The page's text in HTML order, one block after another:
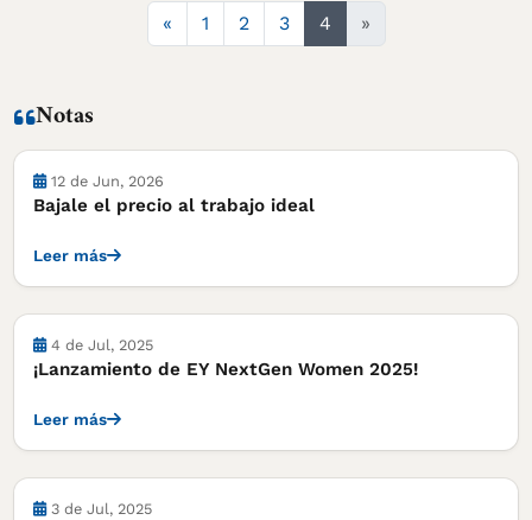
«Anterior
1 2 3 4 »
Notas
Notas
12 de Jun, 2026
Bajale el precio al trabajo ideal
Leer más
Notas
4 de Jul, 2025
¡Lanzamiento de EY NextGen Women 2025!
Leer más
Notas
3 de Jul, 2025